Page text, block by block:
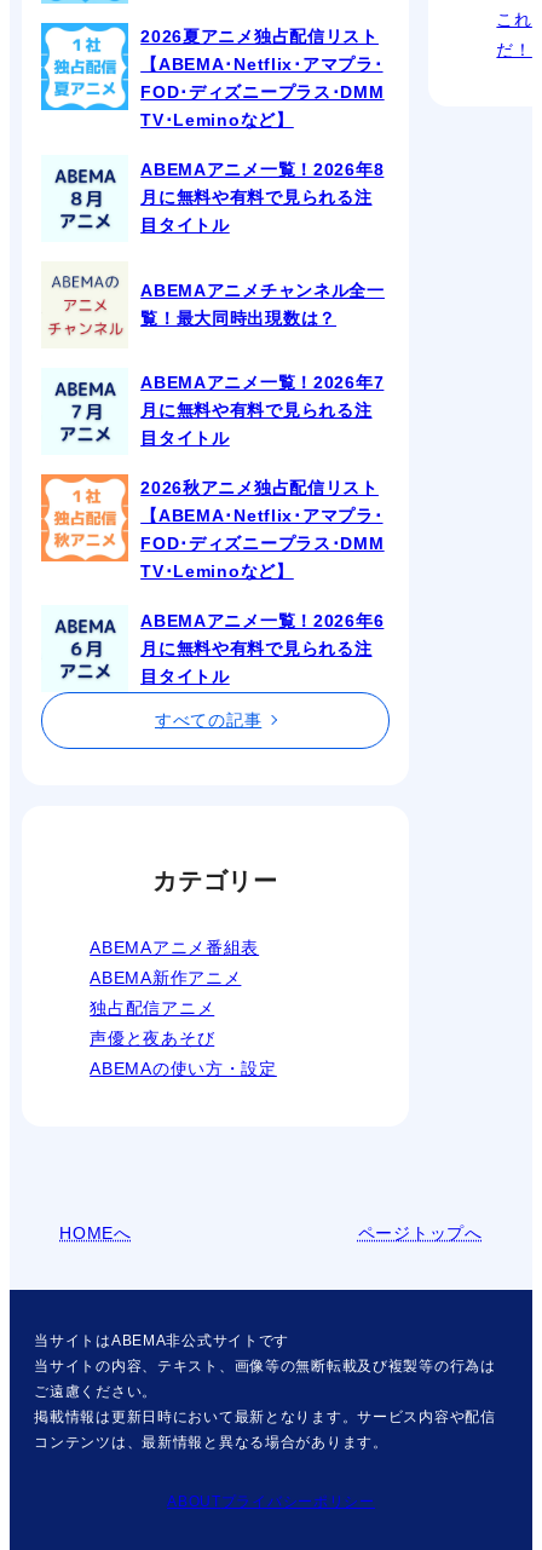
2026夏アニメ独占配信リスト
【ABEMA･Netflix･アマプラ･
FOD･ディズニープラス･DMM
TV･Leminoなど】
ABEMAアニメ一覧！2026年8
月に無料や有料で見られる注
目タイトル
ABEMAアニメチャンネル全一
覧！最大同時出現数は？
ABEMAアニメ一覧！2026年7
月に無料や有料で見られる注
目タイトル
2026秋アニメ独占配信リスト
【ABEMA･Netflix･アマプラ･
FOD･ディズニープラス･DMM
TV･Leminoなど】
ABEMAアニメ一覧！2026年6
月に無料や有料で見られる注
目タイトル
すべての記事
これ
だ！
カテゴリー
ABEMAアニメ番組表
ABEMA新作アニメ
独占配信アニメ
声優と夜あそび
ABEMAの使い方・設定
HOMEへ ページトップへ
当サイトはABEMA非公式サイトです
当サイトの内容、テキスト、画像等の無断転載及び複製等の行為は
ご遠慮ください。
掲載情報は更新日時において最新となります。サービス内容や配信
コンテンツは、最新情報と異なる場合があります。
ABOUTプライバシーポリシー